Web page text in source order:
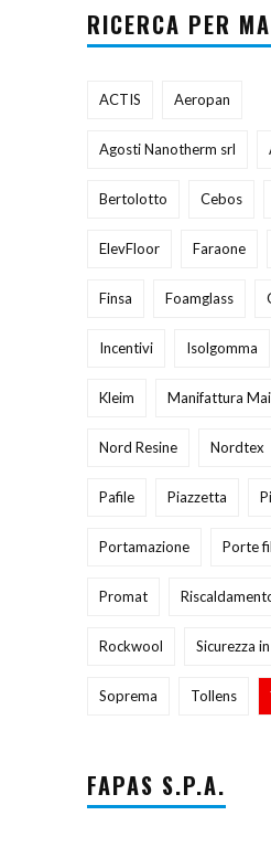
RICERCA PER
ACTIS Aeropan
Agosti Nanotherm srl
Bertolotto Cebos
ElevFloor Faraone
Finsa Foamglass
Incentivi Isolgomma
Kleim Manifattura
Nord Resine Nordtex
Pafile Piazzetta
Portamazione Porte
Promat
Rockwool Sicurezza
Soprema Tollens
FAPAS S.P.A.